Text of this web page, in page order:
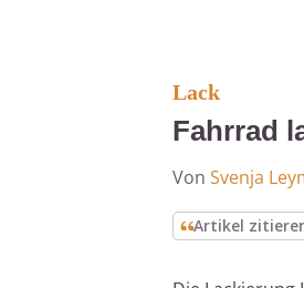
Lack
Fahrrad
Von Svenja
Artikel